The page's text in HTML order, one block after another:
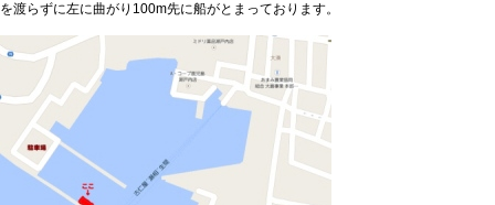
を渡らずに左に曲がり100m先に船がとまっております。